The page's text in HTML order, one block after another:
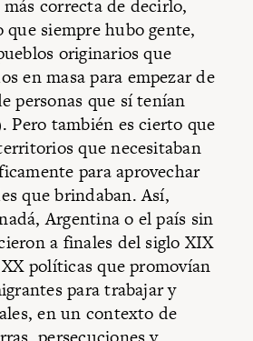
correcta de decirlo,
siempre hubo gente,
originarios que
en masa para empezar de
personas que sí tenían
Pero también es cierto que
que necesitaban
para aprovechar
que brindaban. Así,
Argentina o el país sin
a finales del siglo XIX
políticas que promovían
para trabajar y
en un contexto de